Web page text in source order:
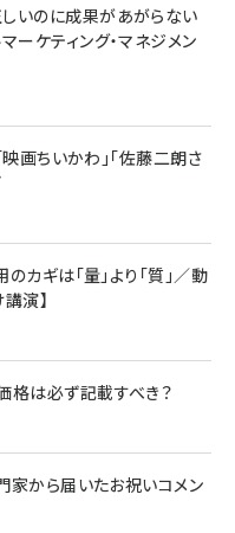
いのに成果があがらない
ーケティング・マネジメン
映画ちいかわ」「佐藤二朗さ
ギは「量」より「質」／動
演】
格は必ず記載すべき？
家から届いたお祝いコメン